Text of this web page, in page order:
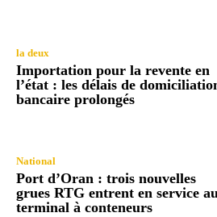
la deux
Importation pour la revente en
l’état : les délais de
bancaire prolongés
National
Port d’Oran : trois nouvelles
grues RTG entrent en service
terminal à conteneurs